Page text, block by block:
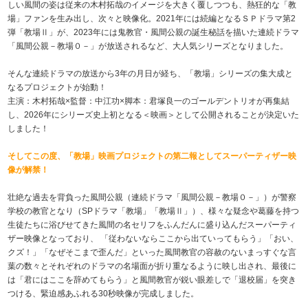
しい風間の姿は従来の木村拓哉のイメージを大きく覆しつつも、熱狂的な「教
場」ファンを生み出し、次々と映像化。2021年には続編となるＳＰドラマ第2
弾「教場Ⅱ」が、2023年には鬼教官・風間公親の誕生秘話を描いた連続ドラマ
「風間公親－教場０－」が放送されるなど、大人気シリーズとなりました。
そんな連続ドラマの放送から3年の月日が経ち、「教場」シリーズの集大成と
なるプロジェクトが始動！
主演：木村拓哉×監督：中江功×脚本：君塚良一のゴールデントリオが再集結
し、2026年にシリーズ史上初となる＜映画＞として公開されることが決定いた
しました！
そしてこの度、「教場」映画プロジェクトの第二報としてスーパーティザー映
像が解禁！
壮絶な過去を背負った風間公親（連続ドラマ「風間公親－教場０－」）が警察
学校の教官となり（SPドラマ「教場」「教場Ⅱ」）、様々な疑念や葛藤を持つ
生徒たちに浴びせてきた風間の名セリフをふんだんに盛り込んだスーパーティ
ザー映像となっており、 「従わないならここから出ていってもらう」「おい、
クズ！」「なぜそこまで歪んだ」といった風間教官の容赦のないまっすぐな言
葉の数々とそれぞれのドラマの名場面が折り重なるように映し出され、最後に
は「君にはここを辞めてもらう」と風間教官が鋭い眼差しで「退校届」を突き
つける、緊迫感あふれる30秒映像が完成しました。